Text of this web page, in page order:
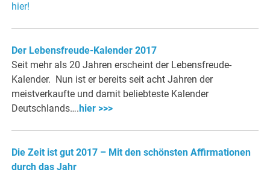
hier!
Der Lebensfreude-Kalender 2017
Seit mehr als 20 Jahren erscheint der Lebensfreude-
Kalender. Nun ist er bereits seit acht Jahren der
meistverkaufte und damit beliebteste Kalender
Deutschlands…. hier >>>
Die Zeit ist gut 2017 – Mit den schönsten Affirmationen
durch das Jahr